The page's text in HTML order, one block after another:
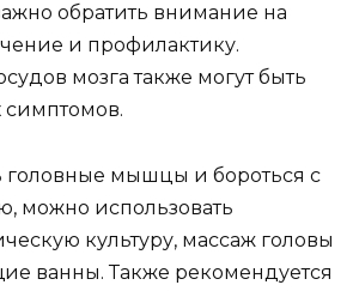
обратить внимание на
и профилактику.
мозга также могут быть
симптомов.
головные мышцы и бороться с
можно использовать
культуру, массаж головы
ванны. Также рекомендуется